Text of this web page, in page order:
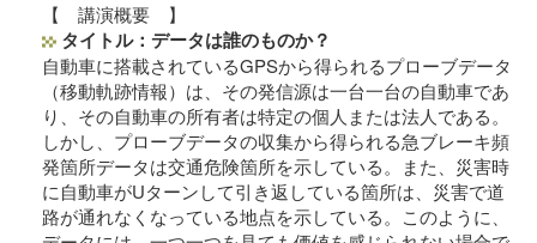
【 講演概要 】
タイトル：データは誰のものか？
自動車に搭載されているGPSから得られるプローブデータ
（移動軌跡情報）は、その発信源は一台一台の自動車であ
り、その自動車の所有者は特定の個人または法人である。
しかし、プローブデータの収集から得られる急ブレーキ頻
発箇所データは交通危険箇所を示している。また、災害時
に自動車がUターンして引き返している箇所は、災害で道
路が通れなくなっている地点を示している。このように、